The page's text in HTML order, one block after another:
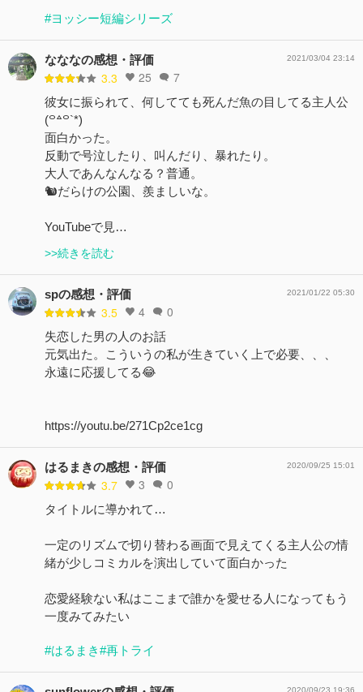
#ヨッシー短編シリーズ
なななの感想・評価
3.3 25 7
2021/03/04 23:14
彼女に振られて、何してても死んだ魚の目してる主人公
(꒪꒫꒪`*)
面白かった。
反動で号泣したり、叫んだり、暴れたり。
大人であんなんなる？普通。
🐿だらけの公園、羨ましいな。
YouTubeで見…
>>続きを読む
spの感想・評価
3.5 4 0
2021/01/22 05:30
失恋した男の人のお話
元気出た。こういうの私が生きていく上で必要、、、
永遠に応援してる😂
https://youtu.be/271Cp2ce1cg
はるまきの感想・評価
3.7 3 0
2020/09/25 15:01
タイトルに導かれて…
一定のリズムで切り替わる画面で見えてくる主人公の情
緒が少しコミカルを演出していて面白かった
恋愛経験ない私はここまで誰かを愛せる人になってもう
一度みてみたい
#はるまき#再トライ
2020/09/23 19:36